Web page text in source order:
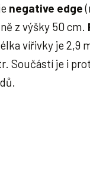
negative edge
z výšky 50 cm.
vířivky je 2,9
Součástí je i